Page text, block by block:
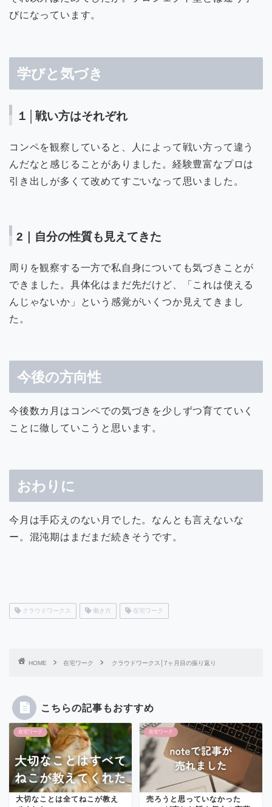
びになっています。
学びと気づき
１│戦い方はそれぞれ
コンペを観察していると、人によって戦い方って違う
んだなと感じることがありました。経験豊富なプロは
引き出しが多くて改めてすごいなって思いました。
2｜自分の性質も見えてきた
周りを観察する一方で私自身についても気づきことが
できました。具体化はまだ先だけど、「これは使える
んじゃないか」という感覚がいくつか見えてきまし
た。
今後の方向性
今後数カ月はコンペでの気づきを少しずつ育てていく
ことに徹していこうと思います。
おわりに
今月は手応えのない月でした。なんとも言えないな
ー。混沌期はまだまだ続きそうです。
クラウドワークス 働き方 在宅ワーク
HOME 在宅ワーク クラウドワークス│7ヶ月目の振り返り
こちらの記事もおすすめ
在宅ワーク
大切なことは全てねこが教え
在宅ワーク
売ろうと思っていなかった